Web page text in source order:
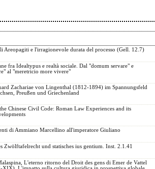
Areopagiti e l'irragionevole durata del processo (Gell. 12.7)
fra Idealtypus e realtà sociale. Dal "domum servare" e
al "meretricio more vivere"
Zachariae von Lingenthal (1812-1894) im Spannungsfeld
Preußen und Griechenland
Chinese Civil Code: Roman Law Experiences and its
di Ammiano Marcellino all'imperatore Giuliano
Zwölftafelrecht und statisches ius gentium. Inst. 2.1.41
L'eterno ritorno del Droit des gens di Emer de Vattel